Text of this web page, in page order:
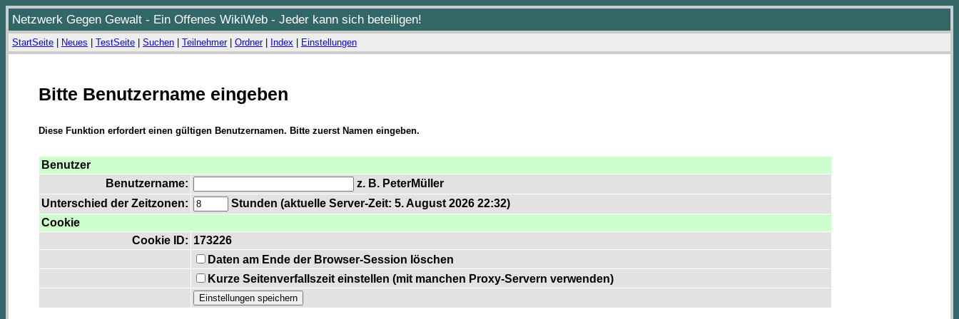
Netzwerk Gegen Gewalt - Ein Offenes WikiWeb - Jeder kann sich beteiligen!
StartSeite Neues TestSeite Suchen Teilnehmer| Ordner| Index Einstellungen
Bitte Benutzername eingeben
Diese Funktion erfordert einen gültigen Benutzernamen. Bitte zuerst Namen eingeben.
Benutzer
Benutzername:
z. B. PeterMüller
Unterschied der Zeitzonen:
Stunden (aktuelle Server-Zeit: 5. August 2026 22:32)
Cookie
Cookie ID: 173226
Daten am Ende der Browser-Session löschen
Kurze Seitenverfallszeit einstellen (mit manchen Proxy-Servern verwenden)